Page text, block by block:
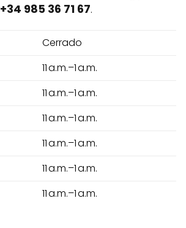
+34 985 36 71 67.
Cerrado
11 a.m.–1 a.m.
11 a.m.–1 a.m.
11 a.m.–1 a.m.
11 a.m.–1 a.m.
11 a.m.–1 a.m.
11 a.m.–1 a.m.